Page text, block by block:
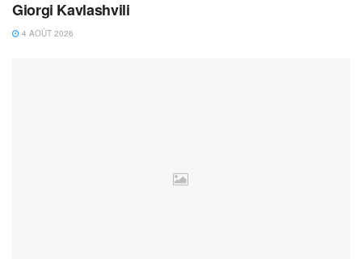
Giorgi Kavlashvili
4 AOÛT 2026